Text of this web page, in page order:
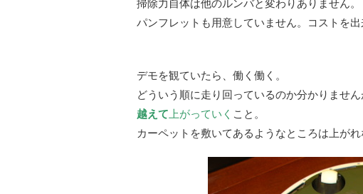
掃除力自体は他のルンバと変わりありません。
パンフレットも用意していません。コストを出
デモを観ていたら、働く働く。
どういう順に走り回っているのか分かりませ
越えて 上がっていく こと。
カーペットを敷いてあるようなところは上が